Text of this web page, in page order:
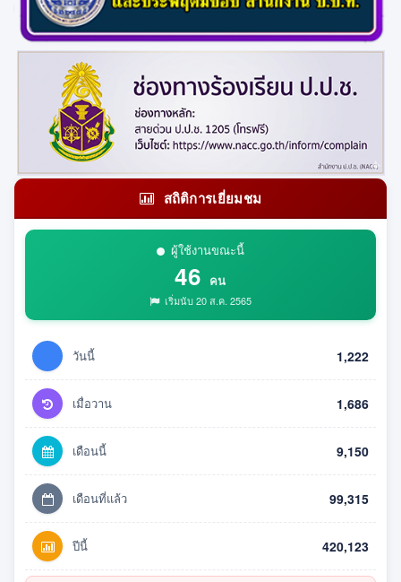
สถิติการเยี่ยมชม
ผู้ใช้งานขณะนี้
46 คน
เริ่มนับ 20 ส.ค. 2565
วันนี้ 1,222
เมื่อวาน 1,686
เดือนนี้ 9,150
เดือนที่แล้ว 99,315
ปีนี้ 420,123